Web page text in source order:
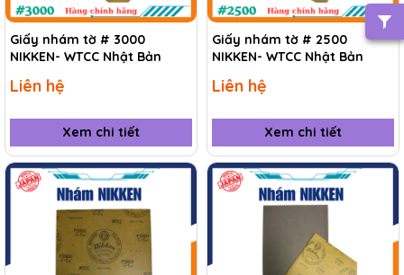
Giấy nhám tờ # 3000
NIKKEN- WTCC Nhật Bản
Liên hệ
Xem chi tiết
Giấy nhám tờ # 2500
NIKKEN- WTCC Nhật Bản
Liên hệ
Xem chi tiết